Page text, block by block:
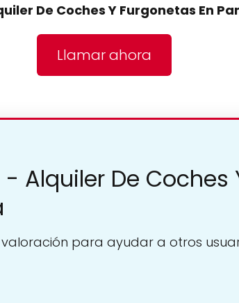
De Coches Y Furgonetas En
Llamar ahora
Alquiler De Coches
para ayudar a otros